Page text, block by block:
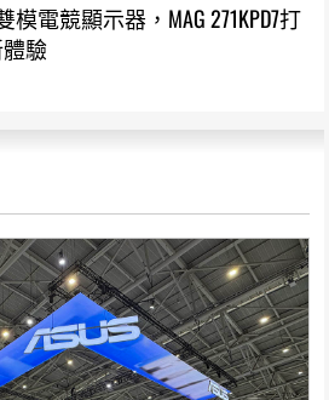
模電競顯示器，MAG 271KPD7打
驗